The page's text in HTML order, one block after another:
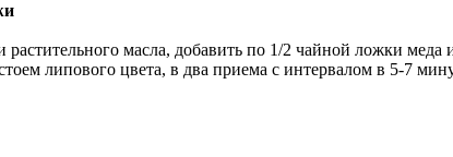
масла, добавить по 1/2 чайной ложки меда
липового цвета, в два приема с интервалом в 5-7